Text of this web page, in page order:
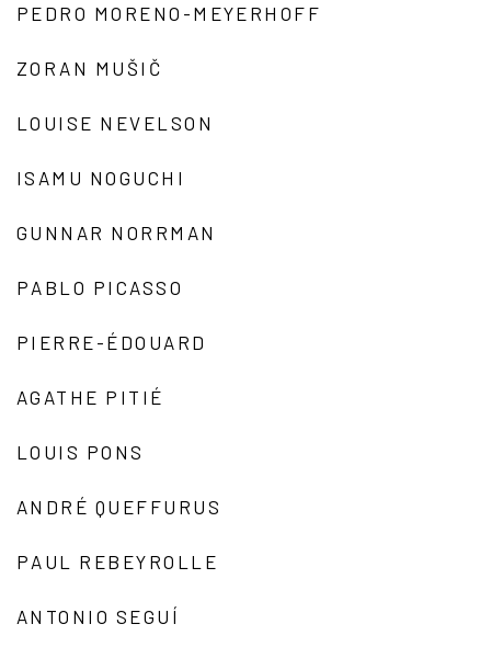
PEDRO MORENO-MEYERHOFF
ZORAN MUŠIČ
LOUISE NEVELSON
ISAMU NOGUCHI
GUNNAR NORRMAN
PABLO PICASSO
PIERRE-ÉDOUARD
AGATHE PITIÉ
LOUIS PONS
ANDRÉ QUEFFURUS
PAUL REBEYROLLE
ANTONIO SEGUÍ